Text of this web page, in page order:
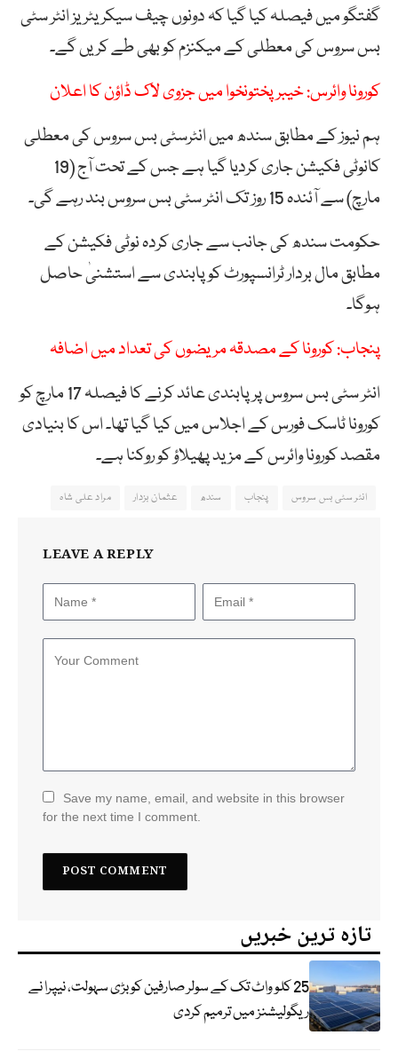
گفتگو میں فیصلہ کیا گیا کہ دونوں چیف سیکریٹریز انٹر سٹی
بس سروس کی معطلی کے میکنزم کو بھی طے کریں گے۔
کورونا وائرس: خیبر پختونخوا میں جزوی لاک ڈاؤن کا اعلان
ہم نیوز کے مطابق سندھ میں انٹرسٹی بس سروس کی معطلی
کانوٹی فکیشن جاری کردیا گیا ہے جس کے تحت آج (19
مارچ) سے آئندہ 15 روز تک انٹر سٹی بس سروس بند رہے گی۔
حکومت سندھ کی جانب سے جاری کردہ نوٹی فکیشن کے
مطابق مال بردار ٹرانسپورٹ کو پابندی سے استشنیٰ حاصل
ہوگا۔
پنجاب: کورونا کے مصدقہ مریضوں کی تعداد میں اضافہ
انٹر سٹی بس سروس پر پابندی عائد کرنے کا فیصلہ 17 مارچ کو
کورونا ٹاسک فورس کے اجلاس میں کیا گیا تھا۔ اس کا بنیادی
مقصد کورونا وائرس کے مزید پھیلاؤ کو روکنا ہے۔
انٹر سٹی بس سروس پنجاب سندھ عثمان بزدار مراد علی شاہ
LEAVE A REPLY
Save my name, email, and website in this browser
for the next time I comment.
تازہ ترین خبریں
25 کلو واٹ تک کے سولر صارفین کو بڑی سہولت، نیپرا نے
ریگولیشنز میں ترمیم کردی